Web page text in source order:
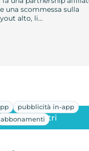
una scommessa sulla
alto, li…
pubblicità in-app
abbonamenti
Mostra altri